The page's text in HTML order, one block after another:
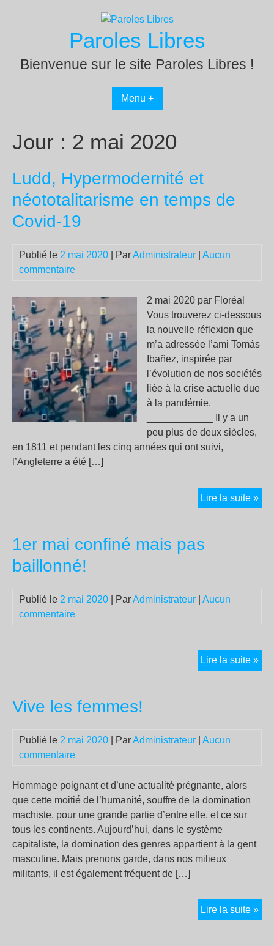
Paroles Libres
Bienvenue sur le site Paroles Libres !
Menu +
Jour : 2 mai 2020
Ludd, Hypermodernité et
néototalitarisme en temps de
Covid-19
Publié le 2 mai 2020 | ParAdministrateur
Aucun
commentaire
2 mai 2020 par Floréal
Vous trouverez ci-dessous
la nouvelle réflexion que
m’a adressée l’ami Tomás
Ibañez, inspirée par
l’évolution de nos sociétés
liée à la crise actuelle due
à la pandémie.
____________ Il y a un
peu plus de deux siècles,
en 1811 et pendant les cinq années qui ont suivi,
l’Angleterre a été […]
Lire la suite »
1er mai confiné mais pas
baillonné!
Publié le 2 mai 2020 | ParAdministrateur
Aucun
commentaire
Lire la suite »1er
mai
Vive les femmes!
Publié le 2 mai 2020 | ParAdministrateur
Aucun
commentaire
Hommage poignant et d’une actualité prégnante, alors
que cette moitié de l’humanité, souffre de la domination
machiste, pour une grande partie d’entre elle, et ce sur
tous les continents. Aujourd’hui, dans le système
capitaliste, la domination des genres appartient à la gent
masculine. Mais prenons garde, dans nos milieux
militants, il est également fréquent de […]
Lire la suite »
les